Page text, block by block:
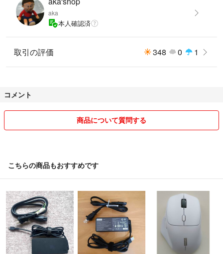
aka
本人確認済
取引の評価 348 0 1
コメント
商品について質問する
こちらの商品もおすすめです